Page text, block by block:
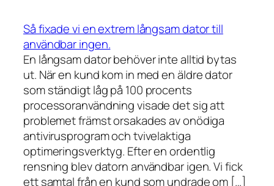
Så fixade vi en extrem långsam dator till
användbar ingen.
En långsam dator behöver inte alltid bytas
ut. När en kund kom in med en äldre dator
som ständigt låg på 100 procents
processoranvändning visade det sig att
problemet främst orsakades av onödiga
antivirusprogram och tvivelaktiga
optimeringsverktyg. Efter en ordentlig
rensning blev datorn användbar igen. Vi fick
ett samtal från en kund som undrade om […]